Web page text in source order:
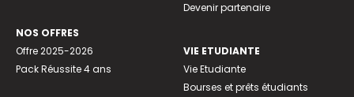
NOS OFFRES
Offre 2025-2026
Pack Réussite 4 ans
Devenir partenaire
VIE ETUDIANTE
Vie Etudiante
Bourses et prêts étudiants